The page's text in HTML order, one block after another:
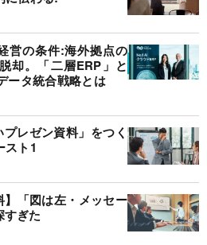
営の条件:海外拠点の
却。「二層ERP」と
ータ統合戦略とは
レゼン資料」をつく
スト1
】「図は左・メッセー
すぎた